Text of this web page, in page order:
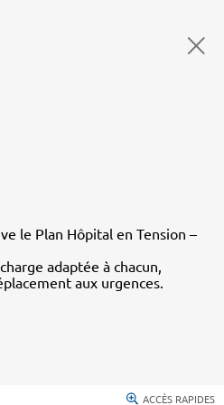
le Plan Hôpital en Tension –
adaptée à chacun,
aux urgences.
ACCÈS RAPIDES